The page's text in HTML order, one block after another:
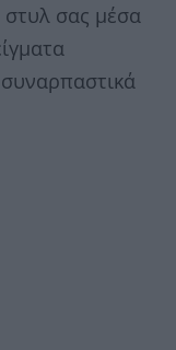
σας μέσα